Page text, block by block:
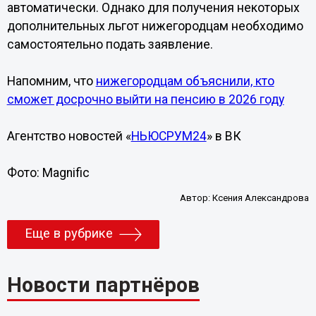
автоматически. Однако для получения некоторых
дополнительных льгот нижегородцам необходимо
самостоятельно подать заявление.
Напомним, что нижегородцам объяснили, кто
сможет досрочно выйти на пенсию в 2026 году
Агентство новостей «НЬЮСРУМ24» в ВК
Фото: Magnific
Автор:Ксения Александрова
Еще в рубрике
Новости партнёров